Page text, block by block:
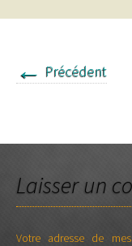
← Précédent
Laisser un
Votre adresse de